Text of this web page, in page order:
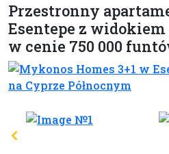
Przestronny
Esentepe z
w cenie 750 000